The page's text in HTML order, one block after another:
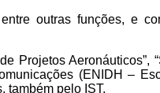
outras funções, e
Aeronáuticos”,
(ENIDH –
também pelo IST.